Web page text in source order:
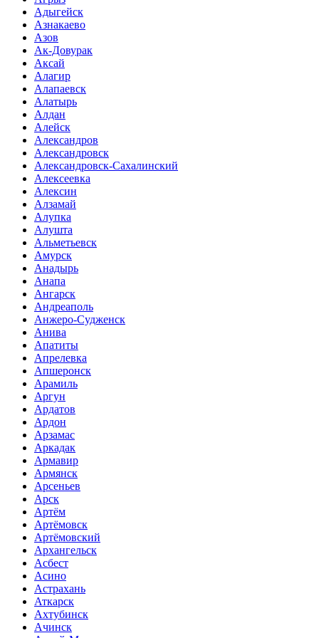
Адыгейск
Азнакаево
Азов
Ак-Довурак
Аксай
Алагир
Алапаевск
Алатырь
Алдан
Алейск
Александров
Александровск
Александровск-Сахалинский
Алексеевка
Алексин
Алзамай
Алупка
Алушта
Альметьевск
Амурск
Анадырь
Анапа
Ангарск
Андреаполь
Анжеро-Судженск
Анива
Апатиты
Апрелевка
Апшеронск
Арамиль
Аргун
Ардатов
Ардон
Арзамас
Аркадак
Армавир
Армянск
Арсеньев
Арск
Артём
Артёмовск
Артёмовский
Архангельск
Асбест
Асино
Астрахань
Аткарск
Ахтубинск
Ачинск